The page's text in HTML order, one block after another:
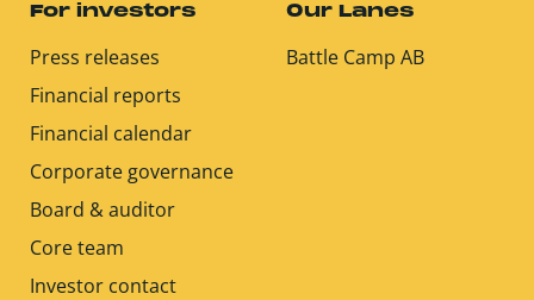
For investors
Press releases
Financial reports
Financial calendar
Corporate governance
Board & auditor
Core team
Investor contact
Our Lanes
Battle Camp AB